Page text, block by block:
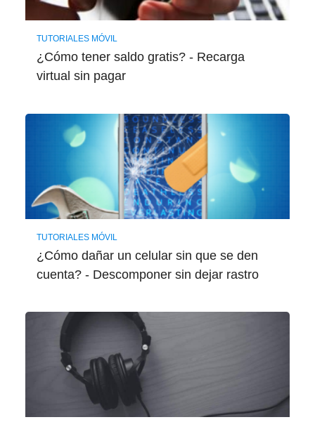
TUTORIALES MÓVIL
¿Cómo tener saldo gratis? - Recarga
virtual sin pagar
TUTORIALES MÓVIL
¿Cómo dañar un celular sin que se den
cuenta? - Descomponer sin dejar rastro